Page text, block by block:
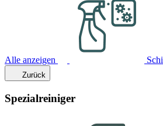
Alle anzeigen
Zurück
Spezialreiniger